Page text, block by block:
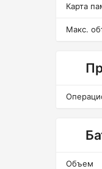
Карта
Макс.
Объем